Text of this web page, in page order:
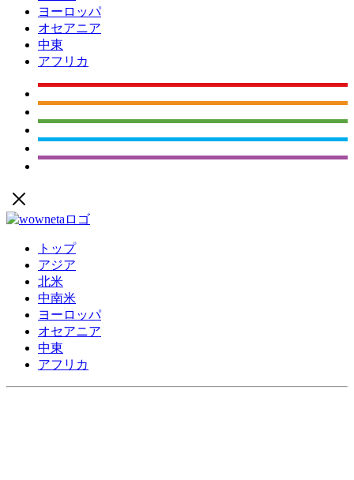
ヨーロッパ
オセアニア
中東
アフリカ
トップ
アジア
北米
中南米
ヨーロッパ
オセアニア
中東
アフリカ